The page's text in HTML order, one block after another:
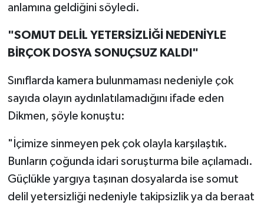
anlamına geldiğini söyledi.
"SOMUT DELİL YETERSİZLİĞİ NEDENİYLE
BİRÇOK DOSYA SONUÇSUZ KALDI"
Sınıflarda kamera bulunmaması nedeniyle çok
sayıda olayın aydınlatılamadığını ifade eden
Dikmen, şöyle konuştu:
"İçimize sinmeyen pek çok olayla karşılaştık.
Bunların çoğunda idari soruşturma bile açılamadı.
Güçlükle yargıya taşınan dosyalarda ise somut
delil yetersizliği nedeniyle takipsizlik ya da beraat